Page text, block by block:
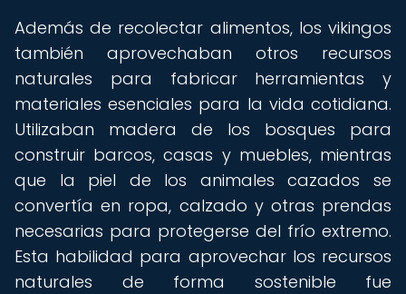
Además de recolectar alimentos, los vikingos
también aprovechaban otros recursos
naturales para fabricar herramientas y
materiales esenciales para la vida cotidiana.
Utilizaban madera de los bosques para
construir barcos, casas y muebles, mientras
que la piel de los animales cazados se
convertía en ropa, calzado y otras prendas
necesarias para protegerse del frío extremo.
Esta habilidad para aprovechar los recursos
naturales de forma sostenible fue